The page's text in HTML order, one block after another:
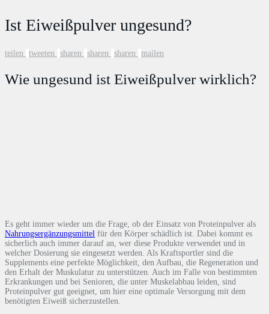
Ist Eiweißpulver ungesund?
teilen tweeten sharen sharen sharen mailen
Wie ungesund ist Eiweißpulver wirklich?
Es geht immer wieder um die Frage, ob der Einsatz von Proteinpulver als
Nahrungsergänzungsmittel für den Körper schädlich ist. Dabei kommt es
sicherlich auch immer darauf an, wer diese Produkte verwendet und in
welcher Dosierung sie eingesetzt werden. Als Kraftsportler sind die
Supplements eine perfekte Möglichkeit, den Aufbau, die Regeneration und
den Erhalt der Muskulatur zu unterstützen. Auch im Falle von bestimmten
Erkrankungen und bei Senioren, die unter Muskelabbau leiden, sind
Proteinpulver gut geeignet, um hier eine optimale Versorgung mit dem
benötigten Eiweiß sicherzustellen.